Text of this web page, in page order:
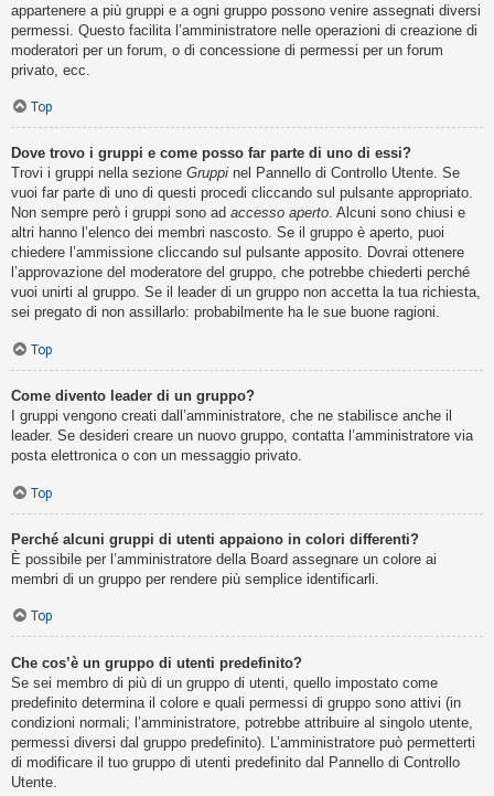
appartenere a più gruppi e a ogni gruppo possono venire assegnati diversi
permessi. Questo facilita l’amministratore nelle operazioni di creazione di
moderatori per un forum, o di concessione di permessi per un forum
privato, ecc.
Top
Dove trovo i gruppi e come posso far parte di uno di essi?
Trovi i gruppi nella sezione Gruppi nel Pannello di Controllo Utente. Se
vuoi far parte di uno di questi procedi cliccando sul pulsante appropriato.
Non sempre però i gruppi sono ad accesso aperto. Alcuni sono chiusi e
altri hanno l’elenco dei membri nascosto. Se il gruppo è aperto, puoi
chiedere l’ammissione cliccando sul pulsante apposito. Dovrai ottenere
l’approvazione del moderatore del gruppo, che potrebbe chiederti perché
vuoi unirti al gruppo. Se il leader di un gruppo non accetta la tua richiesta,
sei pregato di non assillarlo: probabilmente ha le sue buone ragioni.
Top
Come divento leader di un gruppo?
I gruppi vengono creati dall’amministratore, che ne stabilisce anche il
leader. Se desideri creare un nuovo gruppo, contatta l’amministratore via
posta elettronica o con un messaggio privato.
Top
Perché alcuni gruppi di utenti appaiono in colori differenti?
È possibile per l’amministratore della Board assegnare un colore ai
membri di un gruppo per rendere più semplice identificarli.
Top
Che cos’è un gruppo di utenti predefinito?
Se sei membro di più di un gruppo di utenti, quello impostato come
predefinito determina il colore e quali permessi di gruppo sono attivi (in
condizioni normali; l’amministratore, potrebbe attribuire al singolo utente,
permessi diversi dal gruppo predefinito). L’amministratore può permetterti
di modificare il tuo gruppo di utenti predefinito dal Pannello di Controllo
Utente.